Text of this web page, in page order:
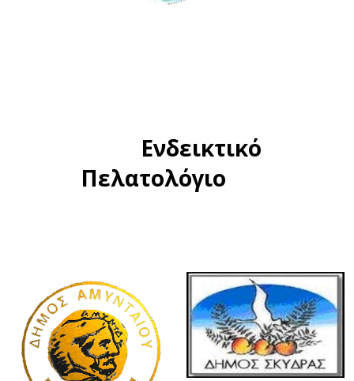
Ενδεικτικό
Πελατολόγιο